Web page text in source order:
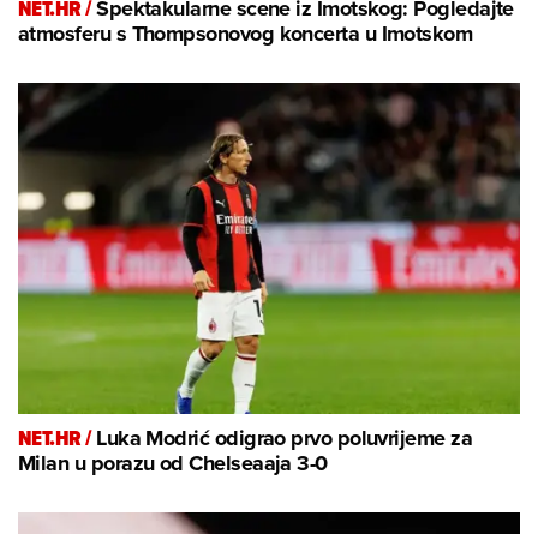
NET.HR /Spektakularne scene iz Imotskog: Pogledajte
atmosferu s Thompsonovog koncerta u Imotskom
NET.HR /Luka Modrić odigrao prvo poluvrijeme za
Milan u porazu od Chelseaaja 3-0